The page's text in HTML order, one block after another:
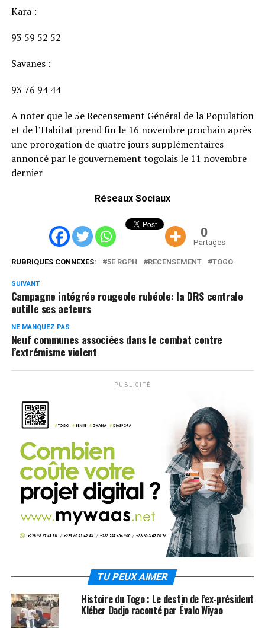
Kara :
93 59 52 52
Savanes :
93 76 94 44
A noter que le 5e Recensement Général de la Population
et de l’Habitat prend fin le 16 novembre prochain après
une prorogation de quatre jours supplémentaires
annoncé par le gouvernement togolais le 11 novembre
dernier
Réseaux Sociaux
0
Partages
RUBRIQUES CONNEXES: 5E RGPH RECENSEMENT TOGO
SUIVANT
Campagne intégrée rougeole rubéole: la DRS centrale
outille ses acteurs
NE MANQUEZ PAS
Neuf communes associées dans le combat contre
l’extrémisme violent
PUBLICITÉ
TU PEUX AIMER
Histoire du Togo : Le destin de l’ex-président
Kléber Dadjo raconté par Évalo Wiyao